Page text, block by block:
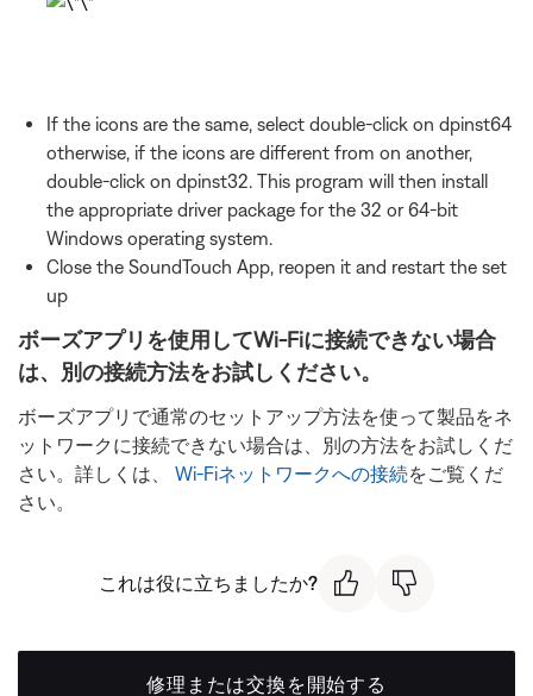
If the icons are the same, select double-click on dpinst64
otherwise, if the icons are different from on another,
double-click on dpinst32. This program will then install
the appropriate driver package for the 32 or 64-bit
Windows operating system.
Close the SoundTouch App, reopen it and restart the set
up
ボーズアプリを使用してWi-Fiに接続できない場合
は、別の接続方法をお試しください。
ボーズアプリで通常のセットアップ方法を使って製品をネ
ットワークに接続できない場合は、別の方法をお試しくだ
さい。詳しくは、 Wi-Fiネットワークへの接続をご覧くだ
さい。
これは役に立ちましたか?
修理または交換を開始する